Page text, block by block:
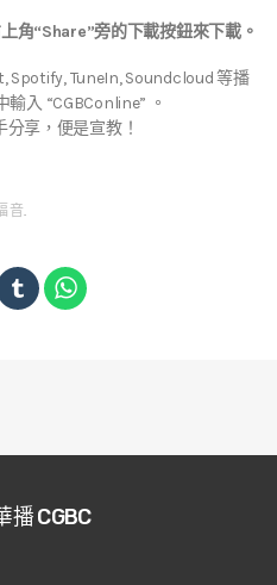
角“Share”旁的下載按鈕來下載。
Spotify, TuneIn, Soundcloud 等播
入 “CGBConline” 。
享，便是宣教！
音.
播 CGBC